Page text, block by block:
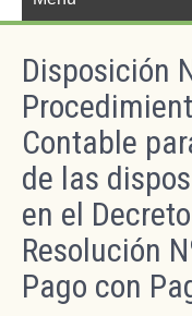
Disposición
Contable
de las
en el
Resolución
Pago con